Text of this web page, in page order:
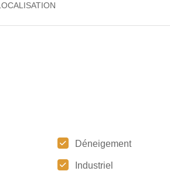
Déneigement
Industriel